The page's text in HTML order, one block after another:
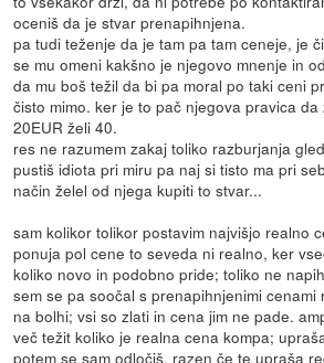
oceniš da je stvar prenapihnjena.
pa tudi teženje da je tam pa tam ceneje, je
se mu omeni kakšno je njegovo mnenje in
da mu boš težil da bi pa moral po taki ceni
čisto mimo. ker je to pač njegova pravica
20EUR želi 40.
res ne razumem zakaj toliko razburjanja
pustiš idiota pri miru pa naj si tisto ma pri
način želel od njega kupiti to stvar...
sam kolikor tolikor postavim najvišjo realno
ponuja pol cene to seveda ni realno, ker
koliko novo in podobno pride; toliko ne
sem se pa soočal s prenapihnjenimi
na bolhi; vsi so zlati in cena jim ne pade.
več težit koliko je realna cena kompa;
potem se sam odločiš. razen če te upraša